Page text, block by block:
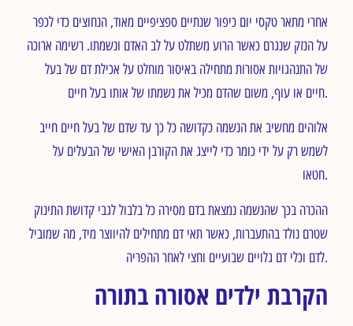
אחרי מתאר טקסי יום כיפור שנתיים ספציפיים מאוד, הנחוצים כדי לכפר
על הנזק שנגרם כאשר הרוע משתלט על לב האדם ונשמתו. רשימה ארוכה
של התנהגויות אסורות מתחילה באיסור מוחלט על אכילת דם של בעל
חיים או עוף, משום שהדם מכיל את נשמתו של אותו בעל חיים.
אלוהים מחשיב את הנשמה כקדושה כל כך עד שדם של בעל חיים חייב
לשמש רק על ידי כומר כדי לייצג את הקורבן האישי של הבעלים על
חטאו.
ההכרה בכך שהנשמה נמצאת בדם מסירה כל בלבול לגבי קדושת התינוק
שטרם נולד בהתעברות, כאשר תאי דם מתחילים להיווצר מיד, מה שמוביל
לדם וכלי דם גלויים שבועיים וחצי לאחר ההפריה.
הקרבת ילדים אסורה בתורה